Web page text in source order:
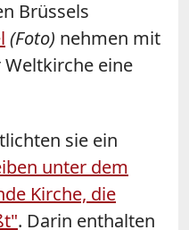
Brüssels
(Foto) nehmen mit
eine
sie ein
unter dem
Kirche, die
. Darin enthalten